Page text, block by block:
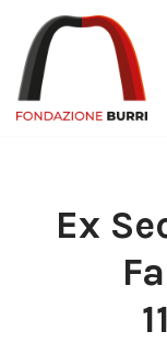
Vai
al
contenuto
Ex